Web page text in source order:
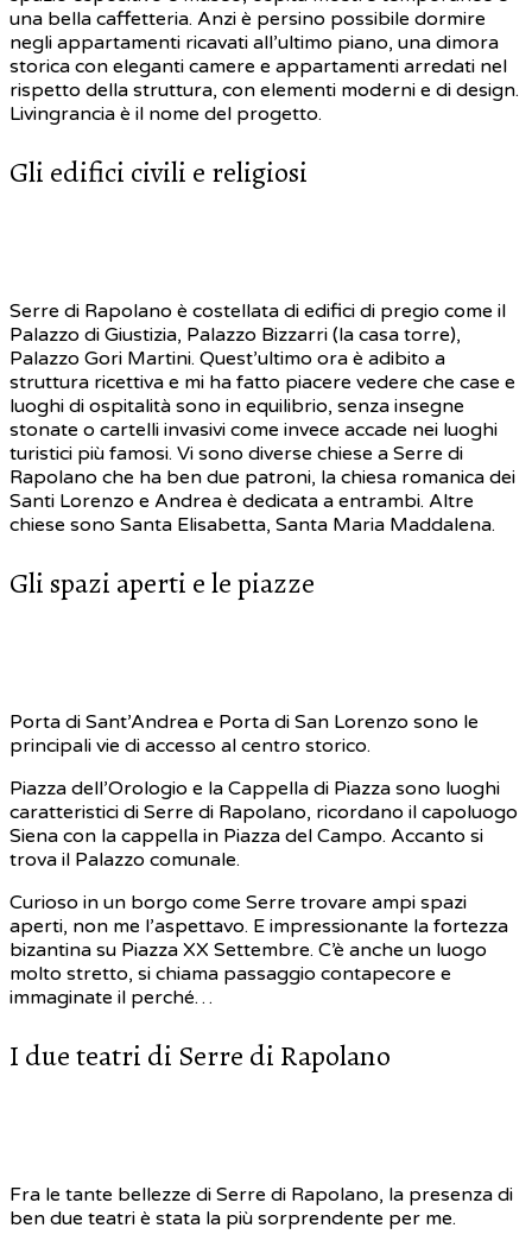
una bella caffetteria. Anzi è persino possibile dormire
negli appartamenti ricavati all’ultimo piano, una dimora
storica con eleganti camere e appartamenti arredati nel
rispetto della struttura, con elementi moderni e di design.
Livingrancia è il nome del progetto.
Gli edifici civili e religiosi
Serre di Rapolano è costellata di edifici di pregio come il
Palazzo di Giustizia, Palazzo Bizzarri (la casa torre),
Palazzo Gori Martini. Quest’ultimo ora è adibito a
struttura ricettiva e mi ha fatto piacere vedere che case e
luoghi di ospitalità sono in equilibrio, senza insegne
stonate o cartelli invasivi come invece accade nei luoghi
turistici più famosi. Vi sono diverse chiese a Serre di
Rapolano che ha ben due patroni, la chiesa romanica dei
Santi Lorenzo e Andrea è dedicata a entrambi. Altre
chiese sono Santa Elisabetta, Santa Maria Maddalena.
Gli spazi aperti e le piazze
Porta di Sant’Andrea e Porta di San Lorenzo sono le
principali vie di accesso al centro storico.
Piazza dell’Orologio e la Cappella di Piazza sono luoghi
caratteristici di Serre di Rapolano, ricordano il capoluogo
Siena con la cappella in Piazza del Campo. Accanto si
trova il Palazzo comunale.
Curioso in un borgo come Serre trovare ampi spazi
aperti, non me l’aspettavo. E impressionante la fortezza
bizantina su Piazza XX Settembre. C’è anche un luogo
molto stretto, si chiama passaggio contapecore e
immaginate il perché…
I due teatri di Serre di Rapolano
Fra le tante bellezze di Serre di Rapolano, la presenza di
ben due teatri è stata la più sorprendente per me.